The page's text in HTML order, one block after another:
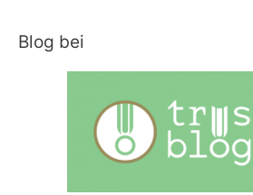
Blog bei